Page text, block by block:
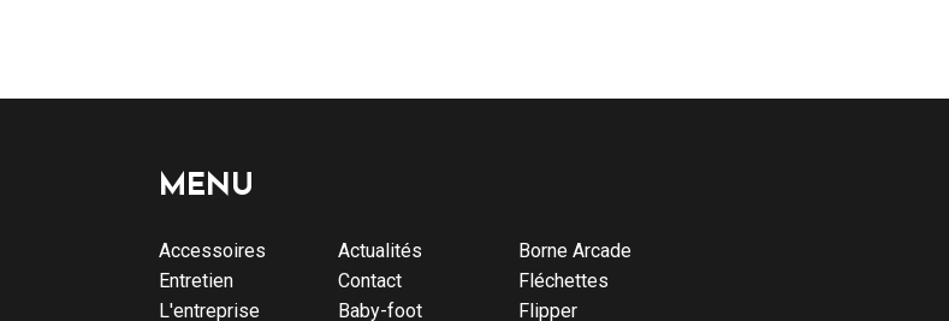
MENU
Accessoires
Entretien
L'entreprise
Actualités
Contact
Baby-foot
Borne Arcade
Fléchettes
Flipper